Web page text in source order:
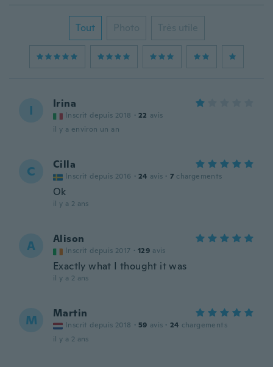
Tout Photo Très utile
I Irina
Inscrit depuis 2018 · 22 avis
il y a environ un an
C Cilla
Inscrit depuis 2016 · 24 avis · 7 chargements
Ok
il y a 2 ans
A Alison
Inscrit depuis 2017 · 129 avis
Exactly what I thought it was
il y a 2 ans
M Martin
Inscrit depuis 2018 · 59 avis · 24 chargements
il y a 2 ans